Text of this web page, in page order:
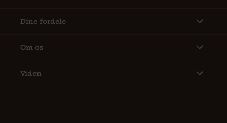
Dine fordele
Om os
Viden